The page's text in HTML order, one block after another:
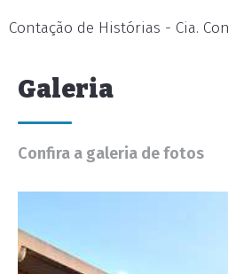
Contação de Histórias - Cia.
Galeria
Confira a galeria de fotos